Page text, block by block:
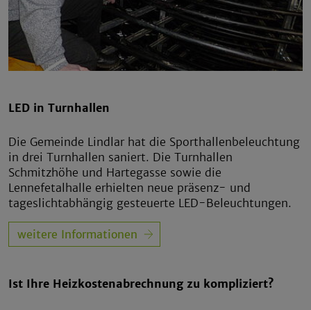
LED in Turnhallen
Die Gemeinde Lindlar hat die Sporthallenbeleuchtung
in drei Turnhallen saniert. Die Turnhallen
Schmitzhöhe und Hartegasse sowie die
Lennefetalhalle erhielten neue präsenz- und
tageslichtabhängig gesteuerte LED-Beleuchtungen.
weitere Informationen
Ist Ihre Heizkostenabrechnung zu kompliziert?